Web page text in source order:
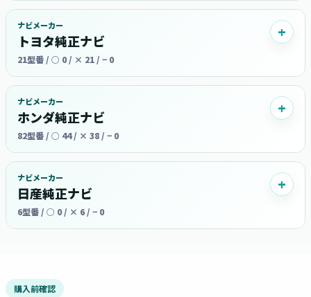
ナビメーカー
トヨタ純正ナビ
21型番 / ○ 0 / × 21 / − 0
ナビメーカー
ホンダ純正ナビ
82型番 / ○ 44 / × 38 / − 0
ナビメーカー
日産純正ナビ
6型番 / ○ 0 / × 6 / − 0
購入前確認